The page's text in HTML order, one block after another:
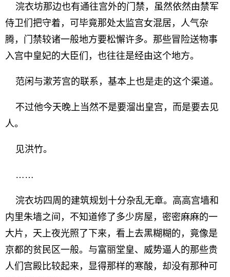
浣衣坊那边也有通往宫外的门禁，虽然依然由禁军
侍卫们把守着，可毕竟那处太监宫女混居，人气杂
腾，门禁较诸一般地方要松懈许多。那些冒险送物事
入宫中皇妃的大臣们，也往往是经由这个地方。
范闲与漱芳宫的联系，基本上也是走的这个渠道。
不过他今天晚上当然不是要溜出皇宫，而是要去见
人。
见洪竹。
……
浣衣坊四周的建筑规划十分杂乱无章。高高宫墙和
内里朱墙之间，不知道修了多少房屋，密密麻麻的一
大片，天上夜光照了下来，看上去黑糊糊的，竟像是
京都的贫民区一般。与富丽堂皇、威势逼人的那些贵
人们宫殿比较起来，显得那样的寒酸，却没有那种可